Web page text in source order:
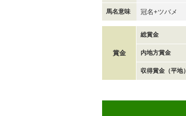
馬名意味 冠名+ツバメ
賞金
総賞金
内地方賞金
収得賞金（平地）